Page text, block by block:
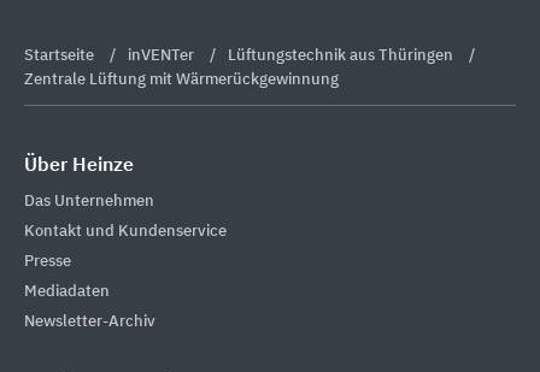
Startseite inVENTer
Lüftungstechnik aus Thüringen
Zentrale Lüftung mit Wärmerückgewinnung
Über Heinze
Das Unternehmen
Kontakt und Kundenservice
Presse
Mediadaten
Newsletter-Archiv